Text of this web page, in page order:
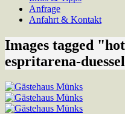
Anfrage
Anfahrt & Kontakt
Images tagged
espritarena-